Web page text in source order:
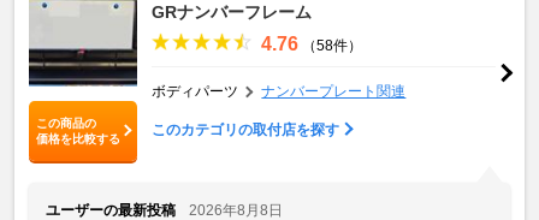
この商品の
価格を比較する
GRナンバーフレーム
4.76 （58件）
ボディパーツ ナンバープレート関連
このカテゴリの取付店を探す
ユーザーの最新投稿
2026年8月8日